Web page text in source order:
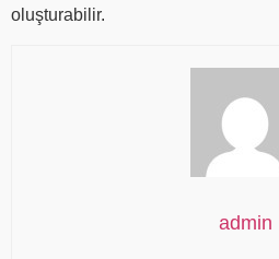
oluşturabilir.
admin